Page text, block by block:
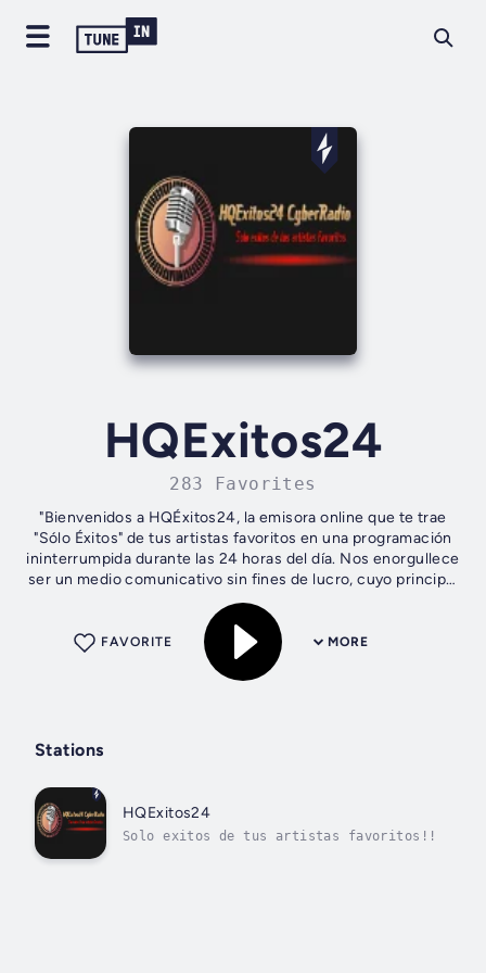
HQExitos24
283 Favorites
"Bienvenidos a HQÉxitos24, la emisora online que te trae
"Sólo Éxitos" de tus artistas favoritos en una programación
ininterrumpida durante las 24 horas del día. Nos enorgullece
ser un medio comunicativo sin fines de lucro, cuyo principal
objetivo es...
MORE
FAVORITE
Stations
HQExitos24
Solo exitos de tus artistas favoritos!!